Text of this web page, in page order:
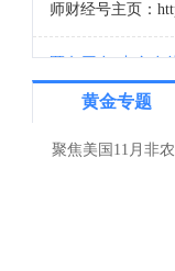
师财经号主页：
匿名网友-中金在
以多吗？
让大家第一时
匿名网友-中金在
黄金专题
聚焦美国11月非农